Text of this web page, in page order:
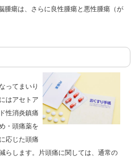
腫瘍は、さらに良性腫瘍と悪性腫瘍（が
ってまいり
はアセトア
性消炎鎮痛
・頭痛薬を
応じた頭痛
らします。片頭痛に関しては、通常の